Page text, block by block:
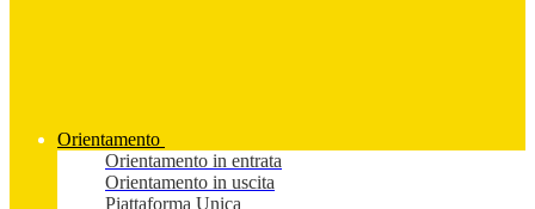
Orientamento
Orientamento in entrata
Orientamento in uscita
Piattaforma Unica